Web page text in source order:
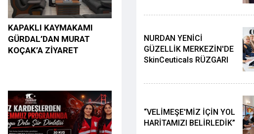
KAPAKLI KAYMAKAMI
GÜRDAL’DAN MURAT
KOÇAK’A ZİYARET
NURDAN YENİCİ
GÜZELLİK MERKEZİN'DE
SkinCeuticals RÜZGARI
“VELİMEŞE'MİZ İÇİN YOL
HARİTAMIZI BELİRLEDİK”